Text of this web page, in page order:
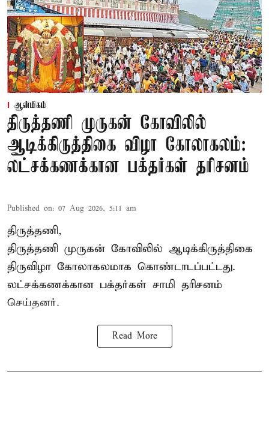
ஆன்மிகம்
திருத்தணி முருகன் கோவிலில்
ஆடிக்கிருத்திகை விழா கோலாகலம்:
லட்சக்கணக்கான பக்தர்கள் தரிசனம்
Published on: 07 Aug 2026, 5:11 am
திருத்தணி,
திருத்தணி முருகன் கோவிலில் ஆடிக்கிருத்திகை
திருவிழா கோலாகலமாக கொண்டாடப்பட்டது.
லட்சக்கணக்கான பக்தர்கள் சாமி தரிசனம்
செய்தனர்.
Read More